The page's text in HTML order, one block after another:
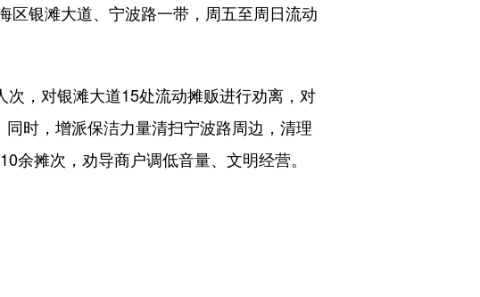
银滩大道、宁波路一带，周五至周日流动
，对银滩大道15处流动摊贩进行劝离，对
时，增派保洁力量清扫宁波路周边，清理
余摊次，劝导商户调低音量、文明经营。